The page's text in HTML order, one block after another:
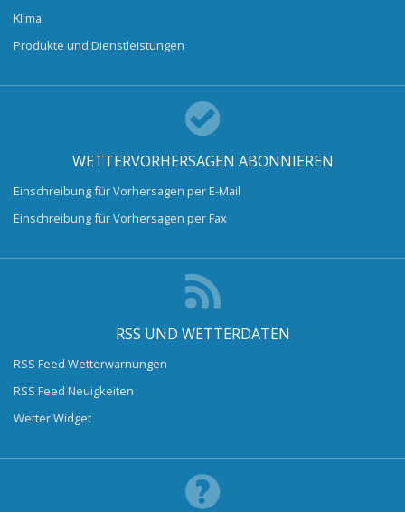
Klima
Produkte und Dienstleistungen
WETTERVORHERSAGEN ABONNIEREN
Einschreibung für Vorhersagen per E-Mail
Einschreibung für Vorhersagen per Fax
RSS UND WETTERDATEN
RSS Feed Wetterwarnungen
RSS Feed Neuigkeiten
Wetter Widget